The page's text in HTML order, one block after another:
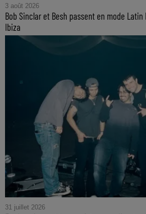
3 août 2026
Bob Sinclar et Besh passent en mode
Ibiza
31 juillet 2026